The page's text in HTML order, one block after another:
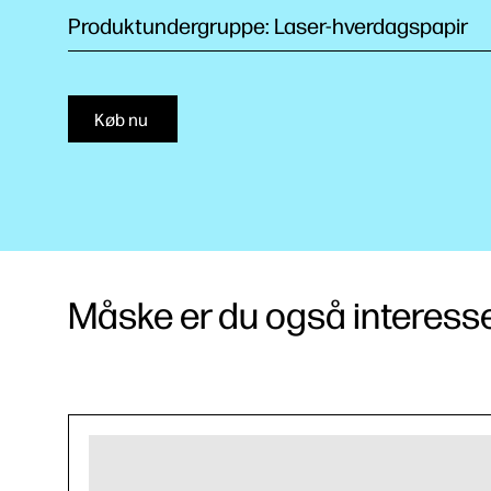
Produktundergruppe: Laser-hverdagspapir
Køb nu
Måske er du også